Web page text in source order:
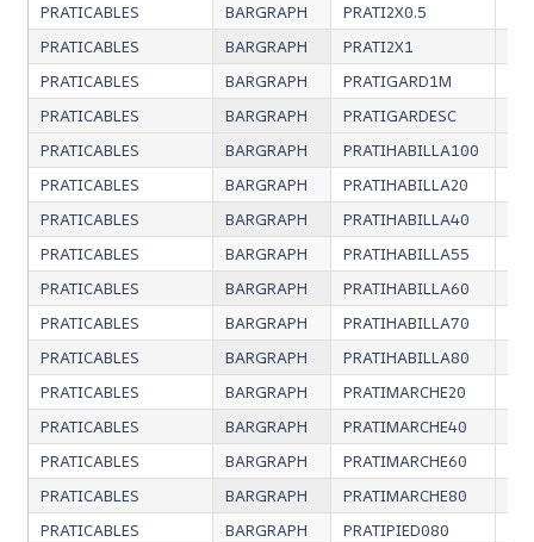
PRATICABLES
BARGRAPH PRATI2X0.5
PRATICABLES
BARGRAPH PRATI2X1
PRATICABLES
BARGRAPH PRATIGARD1M
PRATICABLES
BARGRAPH PRATIGARDESC
PRATICABLES
BARGRAPH PRATIHABILLA100
PRATICABLES
BARGRAPH PRATIHABILLA20
PRATICABLES
BARGRAPH PRATIHABILLA40
PRATICABLES
BARGRAPH PRATIHABILLA55
PRATICABLES
BARGRAPH PRATIHABILLA60
PRATICABLES
BARGRAPH PRATIHABILLA70
PRATICABLES
BARGRAPH PRATIHABILLA80
PRATICABLES
BARGRAPH PRATIMARCHE20
PRATICABLES
BARGRAPH PRATIMARCHE40
PRATICABLES
BARGRAPH PRATIMARCHE60
PRATICABLES
BARGRAPH PRATIMARCHE80
PRATICABLES
BARGRAPH PRATIPIED080